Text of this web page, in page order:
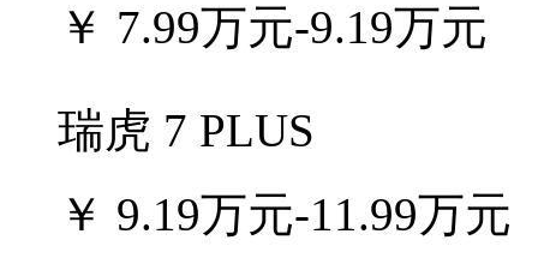
￥ 7.99万元-9.19万元
瑞虎 7 PLUS
￥ 9.19万元-11.99万元